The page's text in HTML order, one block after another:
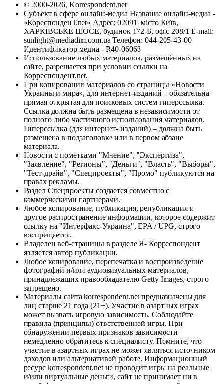
© 2000-2026, Korrespondent.net
Субъект в сфере онлайн-медиа Название онлайн-медиа -
«КореспонденТ.net» Адрес: 02091, місто Київ,
ХАРКІВСЬКЕ ШОСЕ, будинок 172-Б, офіс 208/1 E-mail:
sunlight@mediadim.com.ua Телефон: 044-205-43-00
Идентификатор медиа - R40-06068
Использование любых материалов, размещённых на
сайте, разрешается при условии ссылки на
Корреспондент.net.
При копировании материалов со страницы «Новости
Украины и мира», для интернет-изданий – обязательна
прямая открытая для поисковых систем гиперссылка.
Ссылка должна быть размещена в независимости от
полного либо частичного использования материалов.
Гиперссылка (для интернет- изданий) – должна быть
размещена в подзаголовке или в первом абзаце
материала.
Новости с пометками "Мнение", "Экспертиза",
"Заявление", "Регионы", "Деньги", "Власть", "Выборы",
"Тест-драйв", "Спецпроекты", "Промо" публикуются на
правах рекламы.
Раздел Спецпроекты создается совместно с
коммерческими партнерами.
Любое копирование, публикация, републикация и
другое распространение информации, которое содержит
ссылку на "Интерфакс-Украина", EPA / UPG, строго
воспрещается.
Владелец веб-страницы в разделе Я- Корреспондент
является автор публикации.
Любое копирование, перепечатка и воспроизведение
фотографий и/или аудиовизуальных материалов,
принадлежащих правообладателю Getty Images, строго
запрещено.
Материалы сайта korrespondent.net предназначены для
лиц старше 21 года (21+). Участие в азартных играх
может вызвать игровую зависимость. Соблюдайте
правила (принципы) ответственной игры. При
обнаружении первых признаков зависимости
немедленно обратитесь к специалисту. Помните, что
участие в азартных играх не может являться источником
доходов или альтернативой работе. Информационный
ресурс korrespondent.net не проводит игры на реальные
и/или виртуальные деньги, сайт не принимает ни в